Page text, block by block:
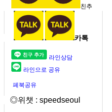
친추
카톡
라인상담
라인으로 공유
페북공유
◎위챗 : speedseoul